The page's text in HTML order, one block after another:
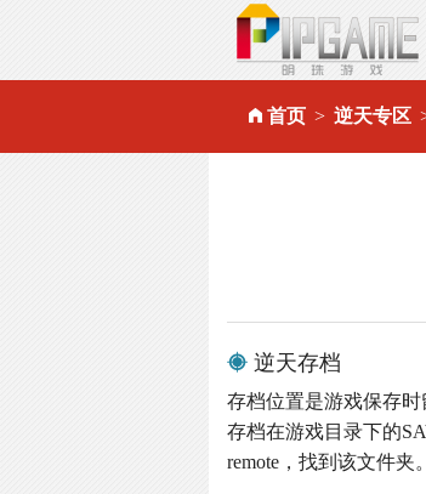
首页 逆天专区
逆天存档
存档位置是游戏保存
存档在游戏目录下的
remote，找到该文件